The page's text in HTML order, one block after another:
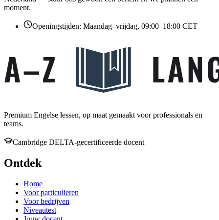
moment.
Openingstijden: Maandag–vrijdag, 09:00–18:00 CET
Premium Engelse lessen, op maat gemaakt voor professionals en
teams.
Cambridge DELTA-gecertificeerde docent
Ontdek
Home
Voor particulieren
Voor bedrijven
Niveautest